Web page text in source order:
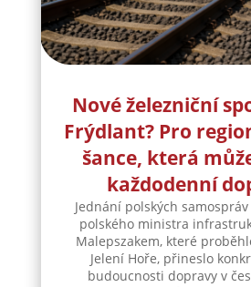
Nové železniční
Frýdlant? Pro
šance, která
každodenní
Jednání polských
polského ministra
Malepszakem, které
Jelení Hoře, přineslo
budoucnosti dopravy v